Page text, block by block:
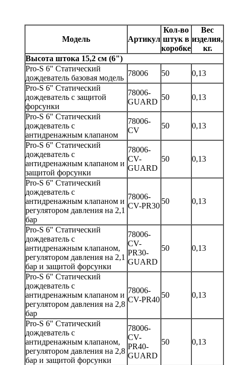
Модель Артикул
Кол-во
штук в
коробке
Вес
изделия,
кг.
Высота штока 15,2 см (6")
Pro-S 6" Статический
дождеватель базовая модель
78006 50
0,13
Pro-S 6" Статический
дождеватель с защитой
форсунки
78006-
GUARD
50 0,13
Pro-S 6" Статический
дождеватель с
антидренажным клапаном
78006-
CV
50 0,13
Pro-S 6" Статический
дождеватель с
антидренажным клапаном и
защитой форсунки
78006-
CV-
GUARD
50 0,13
Pro-S 6" Статический
дождеватель с
антидренажным клапаном и
регулятором давления на 2,1
бар
78006-
CV-PR30
50 0,13
Pro-S 6" Статический
дождеватель с
антидренажным клапаном,
регулятором давления на 2,1
бар и защитой форсунки
78006-
CV-
PR30-
GUARD
50 0,13
Pro-S 6" Статический
дождеватель с
антидренажным клапаном и
регулятором давления на 2,8
бар
78006-
CV-PR40
50 0,13
Pro-S 6" Статический
дождеватель с
антидренажным клапаном,
регулятором давления на 2,8
бар и защитой форсунки
78006-
CV-
PR40-
GUARD
50 0,13